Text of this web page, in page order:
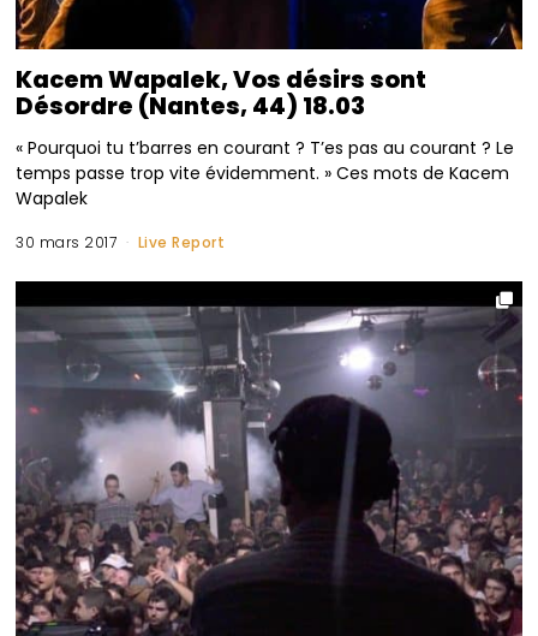
Kacem Wapalek, Vos désirs sont
Désordre (Nantes, 44) 18.03
« Pourquoi tu t’barres en courant ? T’es pas au courant ? Le
temps passe trop vite évidemment. » Ces mots de Kacem
Wapalek
30 mars 2017 Live Report